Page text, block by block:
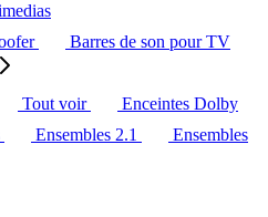
Barres de son pour TV
Tout voir
Enceintes Dolby
Ensembles 2.1
Ensembles